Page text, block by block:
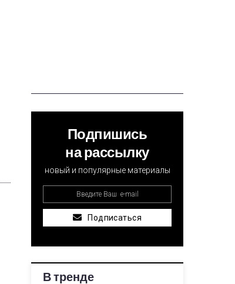
Подпишись
на рассылку
новый и популярные материалы
Подписаться
В тренде